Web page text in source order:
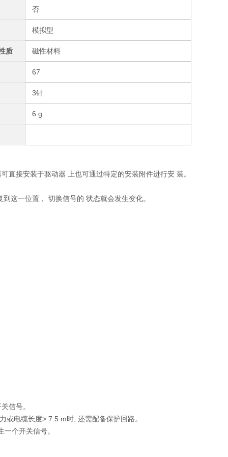
否
模拟型
质 磁性材料
67
3针
6 g
直接安装于驱动器 上也可通过特定的安装附件进行安 装。
这一位置， 切换信号的 状态就会发生变化。
信号。
电缆长度> 7.5 m时, 还需配备保护回路。
个开关信号。